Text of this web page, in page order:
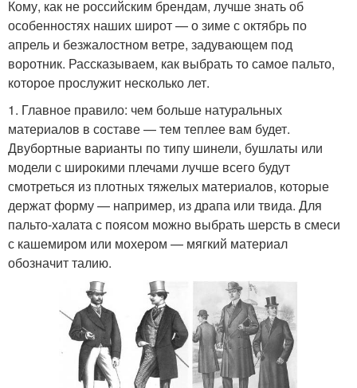
Кому, как не российским брендам, лучше знать об
особенностях наших широт — о зиме с октябрь по
апрель и безжалостном ветре, задувающем под
воротник. Рассказываем, как выбрать то самое пальто,
которое прослужит несколько лет.
1. Главное правило: чем больше натуральных
материалов в составе — тем теплее вам будет.
Двубортные варианты по типу шинели, бушлаты или
модели с широкими плечами лучше всего будут
смотреться из плотных тяжелых материалов, которые
держат форму — например, из драпа или твида. Для
пальто-халата с поясом можно выбрать шерсть в смеси
с кашемиром или мохером — мягкий материал
обозначит талию.